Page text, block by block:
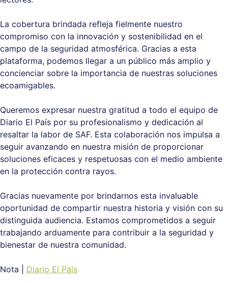
La cobertura brindada refleja fielmente nuestro
compromiso con la innovación y sostenibilidad en el
campo de la seguridad atmosférica. Gracias a esta
plataforma, podemos llegar a un público más amplio y
concienciar sobre la importancia de nuestras soluciones
ecoamigables.
Queremos expresar nuestra gratitud a todo el equipo de
Diario El País por su profesionalismo y dedicación al
resaltar la labor de SAF. Esta colaboración nos impulsa a
seguir avanzando en nuestra misión de proporcionar
soluciones eficaces y respetuosas con el medio ambiente
en la protección contra rayos.
Gracias nuevamente por brindarnos esta invaluable
oportunidad de compartir nuestra historia y visión con su
distinguida audiencia. Estamos comprometidos a seguir
trabajando arduamente para contribuir a la seguridad y
bienestar de nuestra comunidad.
Nota | Diario El País